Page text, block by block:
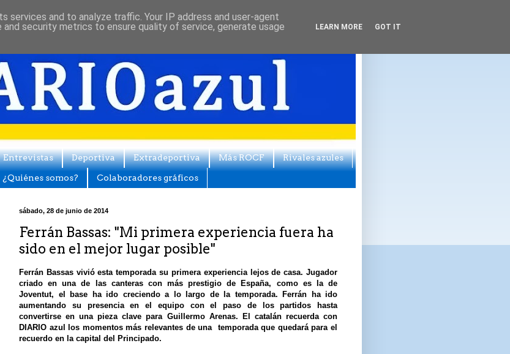
Entrevistas Deportiva Extradeportiva Más ROCF Rivales azules
¿Quiénes somos? Colaboradores gráficos
sábado, 28 de junio de 2014
Ferrán Bassas: "Mi primera experiencia fuera ha
sido en el mejor lugar posible"
Ferrán Bassas vivió esta temporada su primera experiencia lejos de casa. Jugador
criado en una de las canteras con más prestigio de España, como es la de
Joventut, el base ha ido creciendo a lo largo de la temporada. Ferrán ha ido
aumentando su presencia en el equipo con el paso de los partidos hasta
convertirse en una pieza clave para Guillermo Arenas. El catalán recuerda con
DIARIO azul los momentos más relevantes de una temporada que quedará para el
recuerdo en la capital del Principado.
services and to analyze traffic. Your IP address and user-agent
security metrics to ensure quality of service, generate usage
LEARN MORE GOT IT